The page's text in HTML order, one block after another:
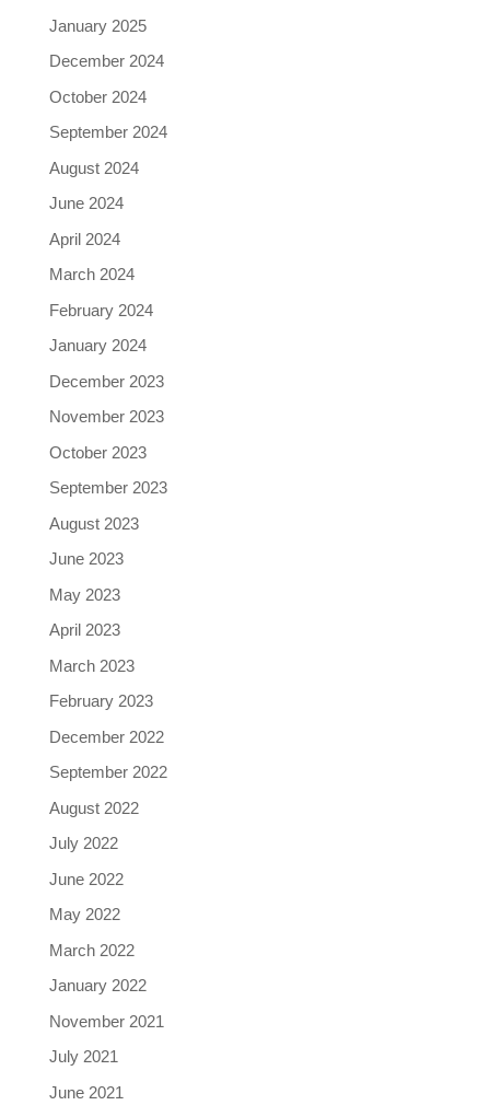
January 2025
December 2024
October 2024
September 2024
August 2024
June 2024
April 2024
March 2024
February 2024
January 2024
December 2023
November 2023
October 2023
September 2023
August 2023
June 2023
May 2023
April 2023
March 2023
February 2023
December 2022
September 2022
August 2022
July 2022
June 2022
May 2022
March 2022
January 2022
November 2021
July 2021
June 2021